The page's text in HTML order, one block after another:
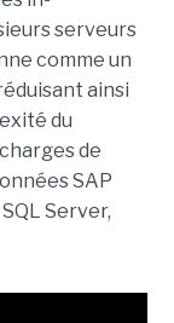
serveurs
comme un
ainsi
du
de
SAP
Server,